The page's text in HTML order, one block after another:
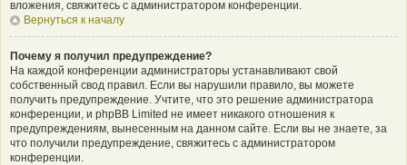
вложения, свяжитесь с администратором конференции.
Вернуться к началу
Почему я получил предупреждение?
На каждой конференции администраторы устанавливают свой
собственный свод правил. Если вы нарушили правило, вы можете
получить предупреждение. Учтите, что это решение администратора
конференции, и phpBB Limited не имеет никакого отношения к
предупреждениям, вынесенным на данном сайте. Если вы не знаете, за
что получили предупреждение, свяжитесь с администратором
конференции.